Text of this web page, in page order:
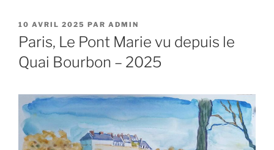
PUBLIÉ
LE
10 AVRIL 2025 PAR ADMIN
Paris, Le Pont Marie vu depuis le
Quai Bourbon – 2025